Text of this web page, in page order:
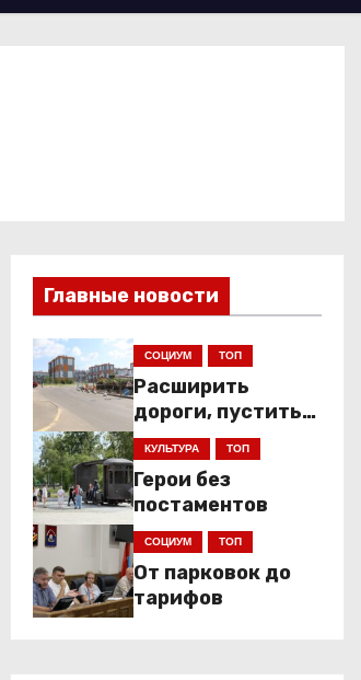
Главные новости
СОЦИУМ ТОП
Расширить
дороги, пустить
низкопольники
КУЛЬТУРА ТОП
Герои без
постаментов
СОЦИУМ ТОП
От парковок до
тарифов